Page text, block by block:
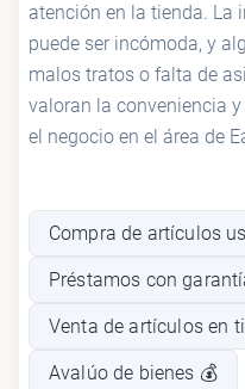
atención en la tienda. La
puede ser incómoda, y
malos tratos o falta de
valoran la conveniencia
el negocio en el área de
Compra de artículos
Préstamos con
Venta de artículos en
Avalúo de bienes 💰